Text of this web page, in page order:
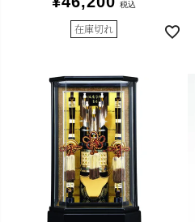
税込
在庫切れ